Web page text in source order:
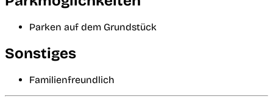
Parken auf dem Grundstück
Sonstiges
Familienfreundlich